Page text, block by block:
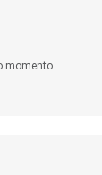
momento.